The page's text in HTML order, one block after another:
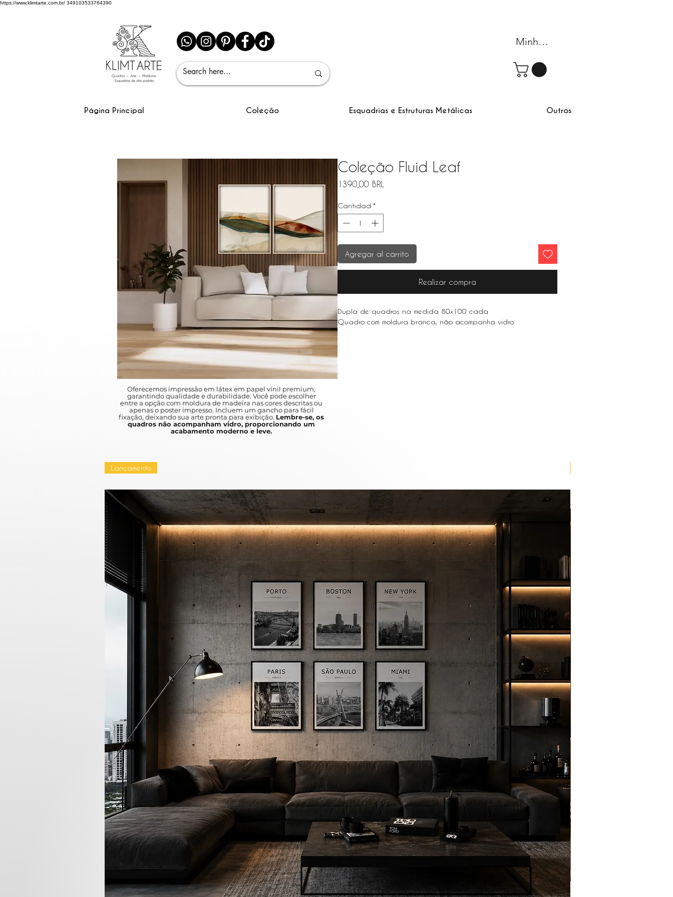
https://www.klimtarte.com.br/ 349103533764390
Minha conta
Página Principal Coleção Esquadrias e Estruturas Metálicas Outros
Coleção Fluid Leaf
1390,00 BRL
Cantidad *
Agregar al carrito
Realizar compra
Dupla de quadros na medida 80x100 cada
Quadro com moldura branca, não acompanha vidro.
Oferecemos impressão em látex em papel vinil premium,
garantindo qualidade e durabilidade. Você pode escolher
entre a opção com moldura de madeira nas cores descritas ou
apenas o poster impresso. Incluem um gancho para fácil
fixação, deixando sua arte pronta para exibição. Lembre-se, os
quadros não acompanham vidro, proporcionando um
acabamento moderno e leve.
Lançamento